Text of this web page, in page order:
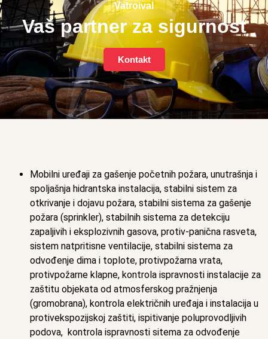
Vatroival
Vaš partner za sigurnost
Kontakt
Mobilni uređaji za gašenje početnih požara, unutrašnja i
spoljašnja hidrantska instalacija, stabilni sistem za
otkrivanje i dojavu požara, stabilni sistema za gašenje
požara (sprinkler), stabilnih sistema za detekciju
zapaljivih i eksplozivnih gasova, protiv-panična rasveta,
sistem natpritisne ventilacije, stabilni sistema za
odvođenje dima i toplote, protivpožarna vrata,
protivpožarne klapne, kontrola ispravnosti instalacije za
zaštitu objekata od atmosferskog pražnjenja
(gromobrana), kontrola električnih uređaja i instalacija u
protivekspozijskoj zaštiti, ispitivanje poluprovodljivih
podova, kontrola ispravnosti sitema za odvođenje